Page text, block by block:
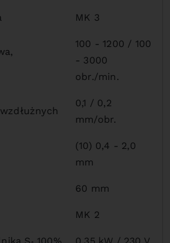
MK 3
100 - 1200 / 100
- 3000
obr./min.
0,1 / 0,2
mm/obr.
(10) 0,4 - 2,0
mm
60 mm
MK 2
S 100% 0,35 kW / 230 V